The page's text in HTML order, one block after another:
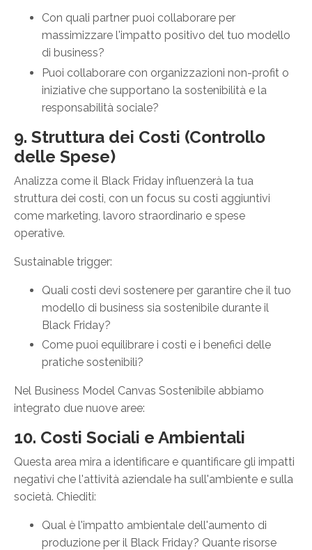
Con quali partner puoi collaborare per
massimizzare l'impatto positivo del tuo modello
di business?
Puoi collaborare con organizzazioni non-profit o
iniziative che supportano la sostenibilità e la
responsabilità sociale?
9. Struttura dei Costi (Controllo
delle Spese)
Analizza come il Black Friday influenzerà la tua
struttura dei costi, con un focus su costi aggiuntivi
come marketing, lavoro straordinario e spese
operative.
Sustainable trigger:
Quali costi devi sostenere per garantire che il tuo
modello di business sia sostenibile durante il
Black Friday?
Come puoi equilibrare i costi e i benefici delle
pratiche sostenibili?
Nel Business Model Canvas Sostenibile abbiamo
integrato due nuove aree:
10. Costi Sociali e Ambientali
Questa area mira a identificare e quantificare gli impatti
negativi che l'attività aziendale ha sull'ambiente e sulla
società. Chiediti:
Qual è l'impatto ambientale dell'aumento di
produzione per il Black Friday? Quante risorse